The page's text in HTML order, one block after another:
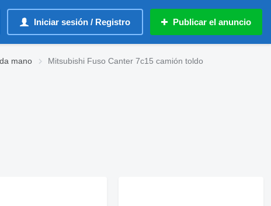
Iniciar sesión / Registro Publicar el anuncio
mano Mitsubishi Fuso Canter 7c15 camión toldo